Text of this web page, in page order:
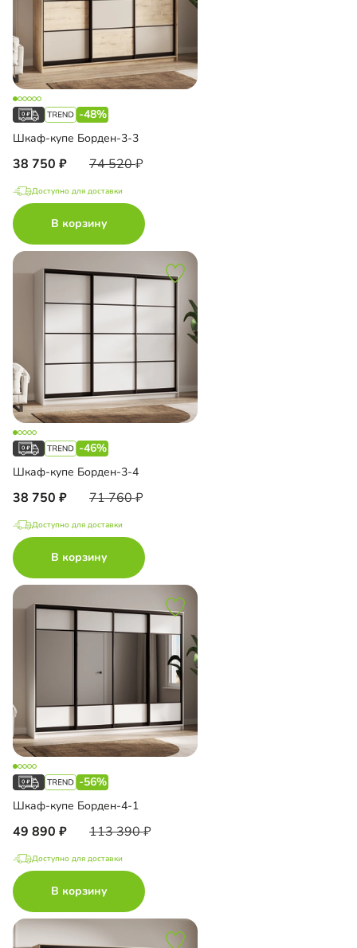
-48%
Шкаф-купе Борден-3-3
38 750 74 520
Доступно для доставки
В корзину
-46%
Шкаф-купе Борден-3-4
38 750 71 760
Доступно для доставки
В корзину
-56%
Шкаф-купе Борден-4-1
49 890 113 390
Доступно для доставки
В корзину